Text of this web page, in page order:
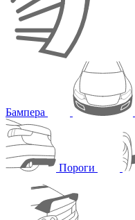
Бампера
Пороги